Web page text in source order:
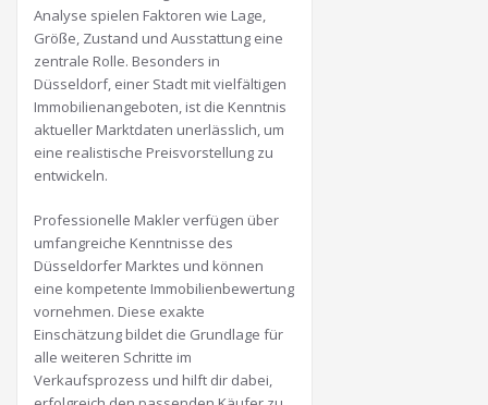
Analyse spielen Faktoren wie Lage,
Größe, Zustand und Ausstattung eine
zentrale Rolle. Besonders in
Düsseldorf, einer Stadt mit vielfältigen
Immobilienangeboten, ist die Kenntnis
aktueller Marktdaten unerlässlich, um
eine realistische Preisvorstellung zu
entwickeln.
Professionelle Makler verfügen über
umfangreiche Kenntnisse des
Düsseldorfer Marktes und können
eine kompetente Immobilienbewertung
vornehmen. Diese exakte
Einschätzung bildet die Grundlage für
alle weiteren Schritte im
Verkaufsprozess und hilft dir dabei,